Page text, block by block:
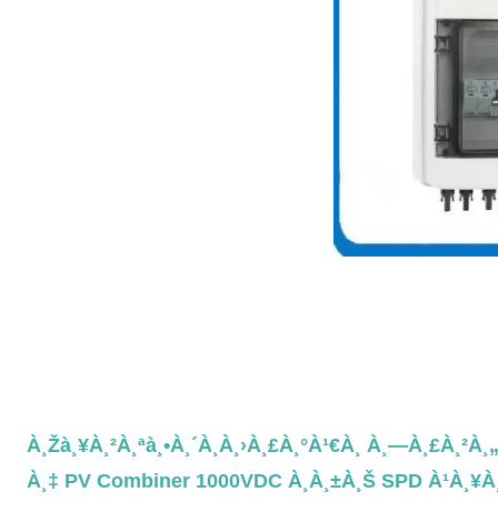
À¸žà¸¥à¸²à¸ªà¸•à¸´à¸à¸›à¸£à¸°à¹€à¸
À¸‡ PV Combiner 1000VDC À¸à¸±à¸š SPD